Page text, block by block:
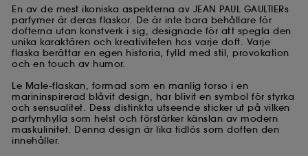
En av de mest ikoniska aspekterna av JEAN PAUL GAULTIERs
parfymer är deras flaskor. De är inte bara behållare för
dofterna utan konstverk i sig, designade för att spegla den
unika karaktären och kreativiteten hos varje doft. Varje
flaska berättar en egen historia, fylld med stil, provokation
och en touch av humor.
Le Male-flaskan, formad som en manlig torso i en
marininspirerad blåvit design, har blivit en symbol för styrka
och sensualitet. Dess distinkta utseende sticker ut på vilken
parfymhylla som helst och förstärker känslan av modern
maskulinitet. Denna design är lika tidlös som doften den
innehåller.